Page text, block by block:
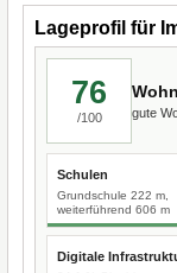
Lageprofil für
76
/100 gute
Schulen
Grundschule 222 m,
weiterführend 606 m
Digitale